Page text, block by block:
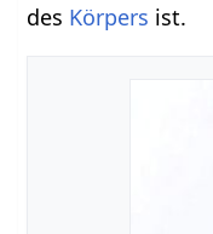
des Körpers ist.